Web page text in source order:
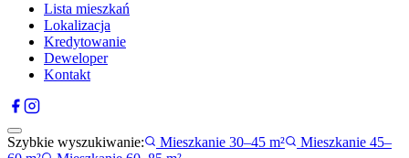
Lista mieszkań
Lokalizacja
Kredytowanie
Deweloper
Kontakt
Szybkie wyszukiwanie: Mieszkanie 30–45 m²
Mieszkanie 45–